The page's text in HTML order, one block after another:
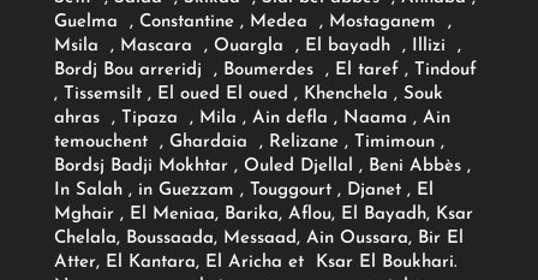
Guelma , Constantine , Medea , Mostaganem ,
Msila , Mascara , Ouargla , El bayadh , Illizi ,
Bordj Bou arreridj , Boumerdes , El taref , Tindouf
, Tissemsilt , El oued El oued , Khenchela , Souk
ahras , Tipaza , Mila , Ain defla , Naama , Ain
temouchent , Ghardaia , Relizane , Timimoun ,
Bordsj Badji Mokhtar , Ouled Djellal , Beni Abbès ,
In Salah , in Guezzam , Touggourt , Djanet , El
Mghair , El Meniaa, Barika, Aflou, El Bayadh, Ksar
Chelala, Boussaada, Messaad, Ain Oussara, Bir El
Atter, El Kantara, El Aricha et Ksar El Boukhari.